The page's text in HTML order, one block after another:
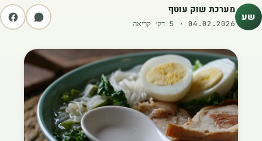
שע מערכת שוק עוטף
04.02.2026
·
5 דק׳ קריאה